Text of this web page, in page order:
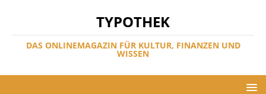
TYPOTHEK
DAS ONLINEMAGAZIN FÜR KULTUR, FINANZEN UND
WISSEN